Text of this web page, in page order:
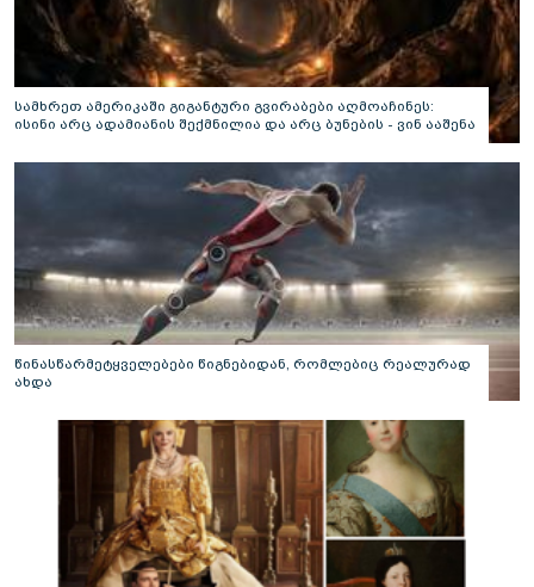
სამხრეთ ამერიკაში გიგანტური გვირაბები აღმოაჩინეს:
ისინი არც ადამიანის შექმნილია და არც ბუნების - ვინ ააშენა
წინასწარმეტყველებები წიგნებიდან, რომლებიც რეალურად
ახდა